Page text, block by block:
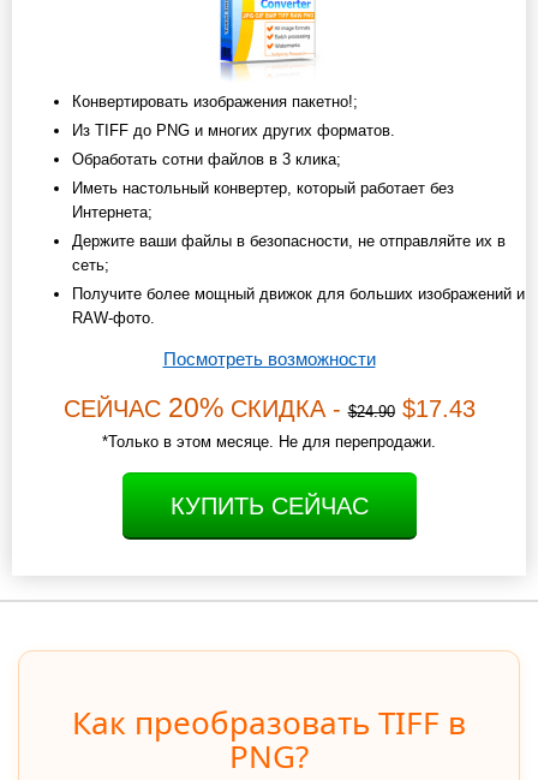
Конвертировать изображения пакетно!;
Из TIFF до PNG и многих других форматов.
Обработать сотни файлов в 3 клика;
Иметь настольный конвертер, который работает без
Интернета;
Держите ваши файлы в безопасности, не отправляйте их в
сеть;
Получите более мощный движок для больших изображений и
RAW-фото.
Посмотреть возможности
СЕЙЧАС 20%СКИДКА -$24.90$17.43
*Только в этом месяце. Не для перепродажи.
КУПИТЬ СЕЙЧАС
Как преобразовать TIFF в
PNG?